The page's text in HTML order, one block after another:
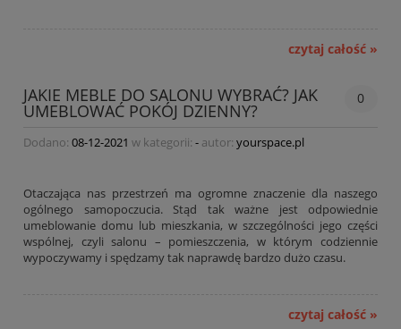
czytaj całość »
JAKIE MEBLE DO SALONU WYBRAĆ? JAK
UMEBLOWAĆ POKÓJ DZIENNY?
0
Dodano: 08-12-2021 w kategorii: - autor: yourspace.pl
Otaczająca nas przestrzeń ma ogromne znaczenie dla naszego
ogólnego samopoczucia. Stąd tak ważne jest odpowiednie
umeblowanie domu lub mieszkania, w szczególności jego części
wspólnej, czyli salonu – pomieszczenia, w którym codziennie
wypoczywamy i spędzamy tak naprawdę bardzo dużo czasu.
czytaj całość »